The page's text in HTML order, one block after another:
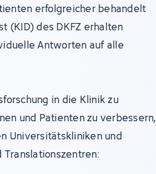
erfolgreicher behandelt
(KID) des DKFZ erhalten
Antworten auf alle
in die Klinik zu
und Patienten zu verbessern,
Universitätskliniken und
Translationszentren: